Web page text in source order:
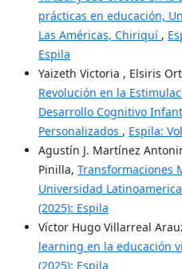
prácticas en educación,
Las Américas, Chiriquí ,
Espila
Yaizeth Victoria , Elsiris
Revolución en la
Desarrollo Cognitivo
Personalizados , Espila:
Agustín J. Martínez
Pinilla, Transformaciones
Universidad
(2025): Espila
Víctor Hugo Villarreal
learning en la educación
(2025): Espila